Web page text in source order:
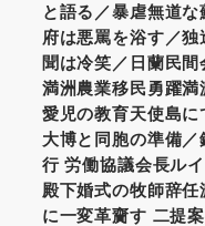
と語る／暴虐無道
府は悪罵を浴す／
聞は冷笑／日蘭民
満洲農業移民勇躍
愛児の教育天使島
大博と同胞の準備
行 労働協議会長ル
殿下婚式の牧師辞
に一変革齎す 二提